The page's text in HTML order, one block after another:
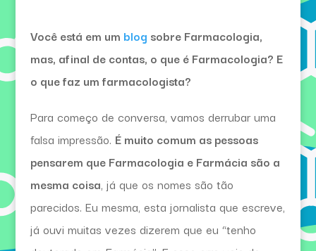
Você está em um blog sobre Farmacologia,
mas, afinal de contas, o que é Farmacologia? E
o que faz um farmacologista?
Para começo de conversa, vamos derrubar uma
falsa impressão. É muito comum as pessoas
pensarem que Farmacologia e Farmácia são a
mesma coisa, já que os nomes são tão
parecidos. Eu mesma, esta jornalista que escreve,
já ouvi muitas vezes dizerem que eu “tenho